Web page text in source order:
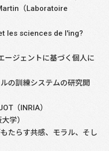
Laboratoire
de l'ing?
ントに基づく個人に
システムの研究開
（INRIA）
学）
共感、モラル、そし